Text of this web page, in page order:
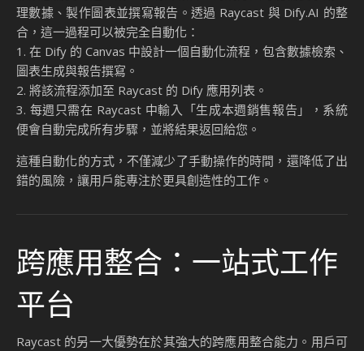
理數據、製作圖表並撰寫報告。透過 Raycast 與 Dify.AI 的整
合，這一過程可以被完全自動化：
1. 在 Dify 的 Canvas 中設計一個自動化流程，包含數據檢索、
圖表生成與報告撰寫。
2. 將該流程添加至 Raycast 的 Dify 應用列表。
3. 每週只需在 Raycast 中輸入「生成本週銷售報告」，系統
便會自動完成所有步驟，並將結果返回給您。
這種自動化的方式，不僅減少了手動操作的時間，還降低了出
錯的風險，讓用戶能專注於更具創造性的工作。
跨應用整合：一站式工作
平台
Raycast 的另一大優勢在於其強大的跨應用整合能力。用戶可